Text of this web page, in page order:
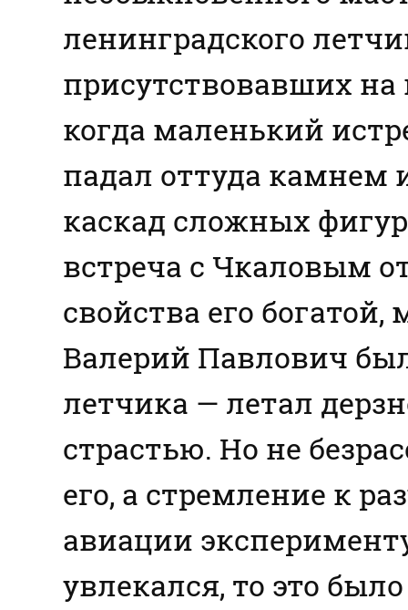
ленинградского
присутствовавших на
когда маленький
падал оттуда камнем
каскад сложных
встреча с Чкаловым
свойства его
Валерий Павлович
летчика — летал
страстью. Но не
его, а стремление к
авиации
увлекался, то это